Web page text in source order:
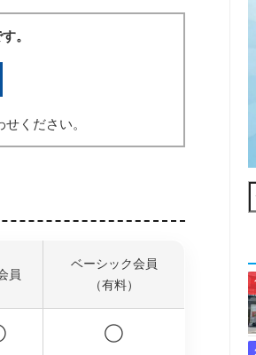
。
ください。
員
ベーシック会員
（有料）
◯